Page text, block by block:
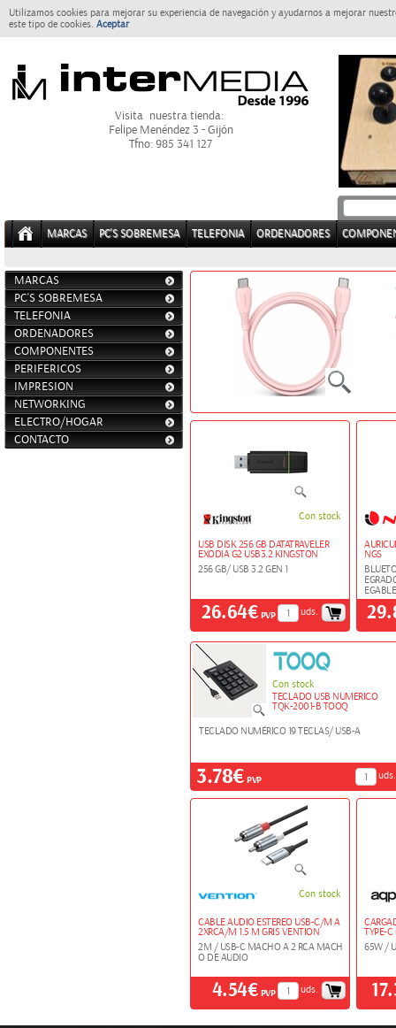
Utilizamos cookies para mejorar su experiencia de navegación y ayudarnos a mejorar
este tipo de cookies. Aceptar
Visita nuestra tienda:
Felipe Menéndez 3 - Gijón
Tfno: 985 341 127
MARCAS PC'S SOBREMESA TELEFONIA ORDENADORES
MARCAS
PC'S SOBREMESA
TELEFONIA
ORDENADORES
COMPONENTES
PERIFERICOS
IMPRESION
NETWORKING
ELECTRO/HOGAR
CONTACTO
Con stock
USB DISK 256 GB DATATRAVELER
EXODIA G2 USB3.2 KINGSTON
256 GB/ USB 3.2 GEN 1
26.64€PVP uds.
NGS
EGABLE
Con stock
TECLADO USB NUMERICO
TQK-2001-B TOOQ
TECLADO NUMÉRICO 19 TECLAS/ USB-A
3.78€PVP uds.
Con stock
CABLE AUDIO ESTEREO USB-C/M A
2XRCA/M 1.5 M GRIS VENTION
2M / USB-C MACHO A 2 RCA MACH
O DE AUDIO
4.54€PVP uds.
TYPE-C
65W /